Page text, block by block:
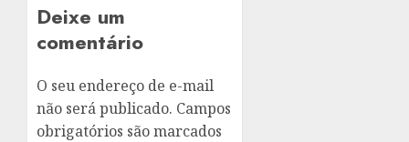
Deixe um
comentário
O seu endereço de e-mail
não será publicado. Campos
obrigatórios são marcados